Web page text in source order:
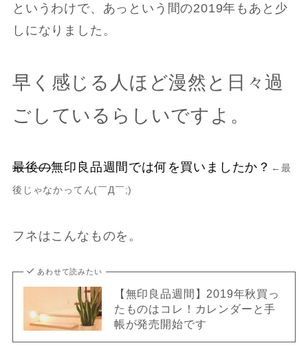
というわけで、あっという間の2019年もあと少
しになりました。
早く感じる人ほど漫然と日々過
ごしているらしいですよ。
最後の無印良品週間では何を買いましたか？ ←最
後じゃなかってん(￣Д￣;)
フネはこんなものを。
あわせて読みたい
【無印良品週間】2019年秋買っ
たものはコレ！カレンダーと手
帳が発売開始です